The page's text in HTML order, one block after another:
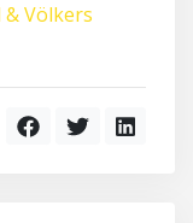
& Völkers